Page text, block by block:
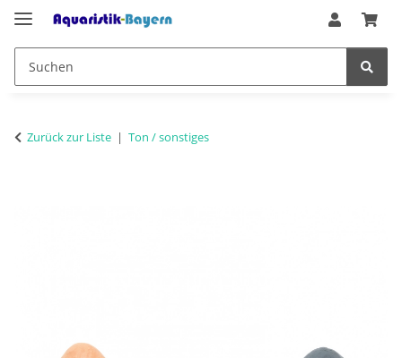
Zurück zur Liste Ton / sonstiges